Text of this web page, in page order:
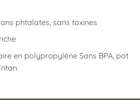
phtalates, sans toxines
en polypropylène Sans BPA, pot